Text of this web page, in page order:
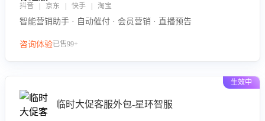
抖音 | 京东 | 快手 | 淘宝
智能营销助手 · 自动催付 · 会员营销 · 直播预告
咨询体验已售99+
生效中
临时大促客服外包-星环智服